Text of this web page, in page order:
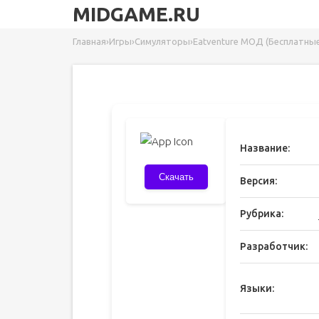
MIDGAME.RU
Главная›Игры›Симуляторы›Eatventure МОД
Скачать
Название:
Версия:
Рубрика:
Разработчик:
Языки: